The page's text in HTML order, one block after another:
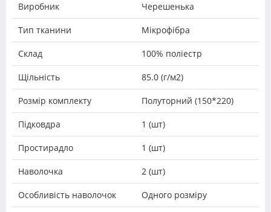
Виробник Черешенька
Тип тканини Мікрофібра
Склад 100% поліестр
Щільність 85.0 (г/м2)
Розмір комплекту Полуторний (150*220)
Підковдра 1 (шт)
Простирадло 1 (шт)
Наволочка 2 (шт)
Особливість наволочок Одного розміру